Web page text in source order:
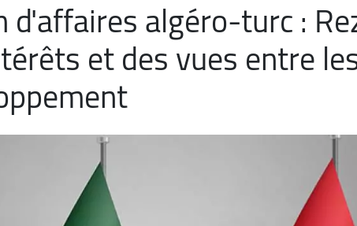
d'affaires algéro-turc :
et des vues entre